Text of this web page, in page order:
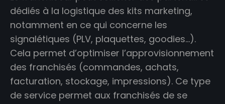
dédiés à la logistique des kits marketing,
notamment en ce qui concerne les
signalétiques (PLV, plaquettes, goodies…).
Cela permet d’optimiser l’approvisionnement
des franchisés (commandes, achats,
facturation, stockage, impressions). Ce type
de service permet aux franchisés de se